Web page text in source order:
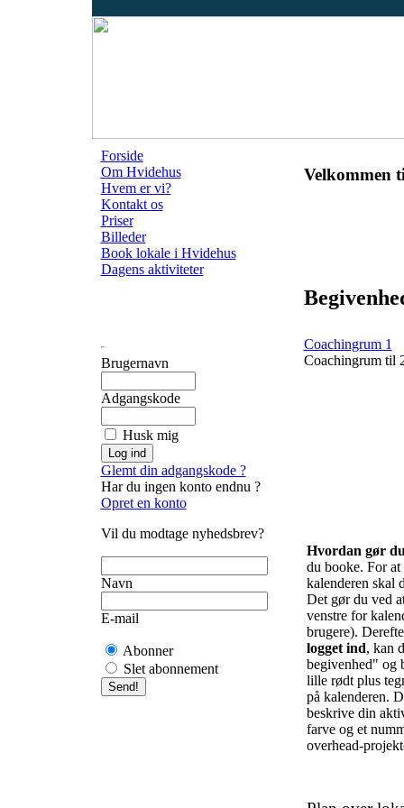
Forside
Om Hvidehus
Hvem er vi?
Kontakt os
Priser
Billeder
Book lokale i Hvidehus
Dagens aktiviteter
Brugernavn
Adgangskode
Husk mig
Glemt din adgangskode ?
Har du ingen konto endnu ?
Opret en konto
Vil du modtage nyhedsbrev?
Navn
E-mail
Abonner
Slet abonnement
Velkommen
Coachingrum 1
Coachingrum til
Hvordan gør
du booke. For
kalenderen skal
Det gør du ved
venstre for
brugere).
logget ind, kan
begivenhed" og
lille rødt plus
på kalenderen.
beskrive din
farve og et
overhead-